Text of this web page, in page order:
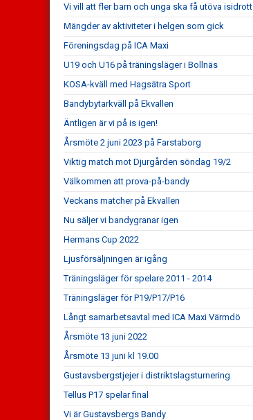
Vi vill att fler barn och unga ska få utöva isidrott
Mängder av aktiviteter i helgen som gick
Föreningsdag på ICA Maxi
U19 och U16 på träningsläger i Bollnäs
KOSA-kväll med Hagsätra Sport
Bandybytarkväll på Ekvallen
Äntligen är vi på is igen!
Årsmöte 2 juni 2023 på Farstaborg
Viktig match mot Djurgården söndag 19/2
Välkommen att prova-på-bandy
Veckans matcher på Ekvallen
Nu säljer vi bandygranar igen
Hermans Cup 2022
Ljusförsäljningen är igång
Träningsläger för spelare 2011 - 2014
Träningsläger för P19/P17/P16
Långt samarbetsavtal med ICA Maxi Värmdö
Årsmöte 13 juni 2022
Årsmöte 13 juni kl 19.00
Gustavsbergstjejer i distriktslagsturnering
Tellus P17 spelar final
Vi är Gustavsbergs Bandy